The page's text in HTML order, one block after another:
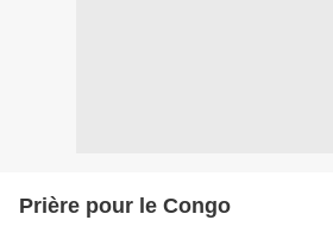
Prière pour le Congo